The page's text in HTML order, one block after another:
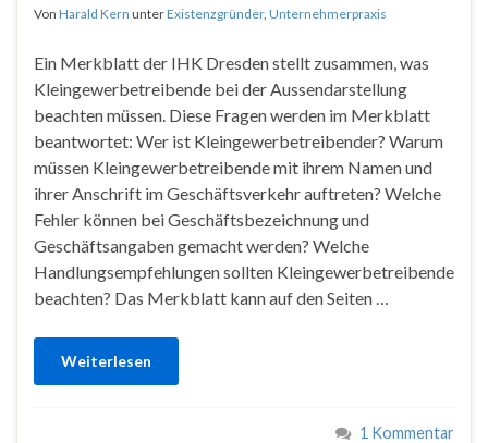
Von Harald Kern unterExistenzgründer, Unternehmerpraxis
Ein Merkblatt der IHK Dresden stellt zusammen, was
Kleingewerbetreibende bei der Aussendarstellung
beachten müssen. Diese Fragen werden im Merkblatt
beantwortet: Wer ist Kleingewerbetreibender? Warum
müssen Kleingewerbetreibende mit ihrem Namen und
ihrer Anschrift im Geschäftsverkehr auftreten? Welche
Fehler können bei Geschäftsbezeichnung und
Geschäftsangaben gemacht werden? Welche
Handlungsempfehlungen sollten Kleingewerbetreibende
beachten? Das Merkblatt kann auf den Seiten …
Weiterlesen
1 Kommentar